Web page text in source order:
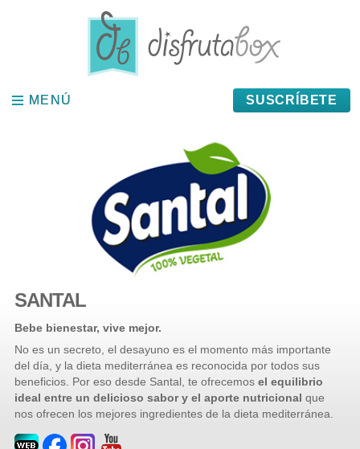
MENÚ
MENÚ SUSCRÍBETE
SANTAL
Bebe bienestar, vive mejor.
No es un secreto, el desayuno es el momento más importante
del día, y la dieta mediterránea es reconocida por todos sus
beneficios. Por eso desde Santal, te ofrecemos el equilibrio
ideal entre un delicioso sabor y el aporte nutricional que
nos ofrecen los mejores ingredientes de la dieta mediterránea.